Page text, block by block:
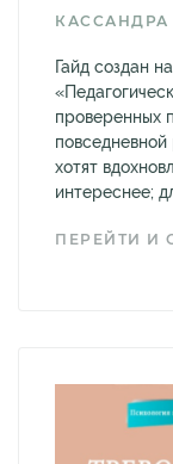
КАССАНДРА
Гайд создан
проверенных
хотят
интереснее;
ПЕРЕЙТИ И